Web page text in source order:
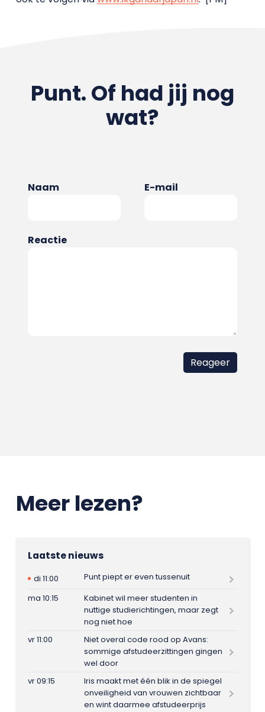
Punt. Of had jij nog
wat?
Naam E-mail
Reactie
Meer lezen?
Laatste nieuws
di 11:00
Punt piept er even tussenuit
ma 10:15
Kabinet wil meer studenten in
nuttige studierichtingen, maar zegt
nog niet hoe
vr 11:00
Niet overal code rood op Avans:
sommige afstudeerzittingen gingen
wel door
vr 09:15
Iris maakt met één blik in de spiegel
onveiligheid van vrouwen zichtbaar
en wint daarmee afstudeerprijs